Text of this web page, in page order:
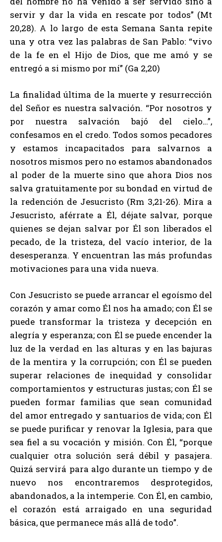
servir y dar la vida en rescate por todos” (Mt
20,28). A lo largo de esta Semana Santa repite
una y otra vez las palabras de San Pablo: “vivo
de la fe en el Hijo de Dios, que me amó y se
entregó a si mismo por mí” (Ga 2,20)
La finalidad última de la muerte y resurrección
del Señor es nuestra salvación. “Por nosotros y
por nuestra salvación bajó del cielo…”,
confesamos en el credo. Todos somos pecadores
y estamos incapacitados para salvarnos a
nosotros mismos pero no estamos abandonados
al poder de la muerte sino que ahora Dios nos
salva gratuitamente por su bondad en virtud de
la redención de Jesucristo (Rm 3,21-26). Mira a
Jesucristo, aférrate a Él, déjate salvar, porque
quienes se dejan salvar por Él son liberados el
pecado, de la tristeza, del vacío interior, de la
desesperanza. Y encuentran las más profundas
motivaciones para una vida nueva.
Con Jesucristo se puede arrancar el egoísmo del
corazón y amar como Él nos ha amado; con Él se
puede transformar la tristeza y decepción en
alegría y esperanza; con Él se puede encender la
luz de la verdad en las alturas y en las bajuras
de la mentira y la corrupción; con Él se pueden
superar relaciones de inequidad y consolidar
comportamientos y estructuras justas; con Él se
pueden formar familias que sean comunidad
del amor entregado y santuarios de vida; con Él
se puede purificar y renovar la Iglesia, para que
sea fiel a su vocación y misión. Con Él, “porque
cualquier otra solución será débil y pasajera.
Quizá servirá para algo durante un tiempo y de
nuevo nos encontraremos desprotegidos,
abandonados, a la intemperie. Con Él, en cambio,
el corazón está arraigado en una seguridad
básica, que permanece más allá de todo”.